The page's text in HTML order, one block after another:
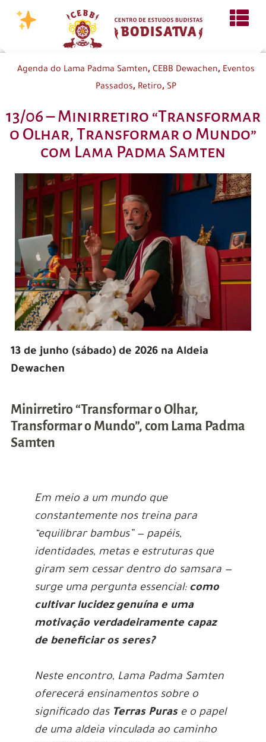
Agenda do Lama Padma Samten, CEBB Dewachen, Eventos
Passados, Retiro, SP
13/06 – Minirretiro “Transformar
o Olhar, Transformar o Mundo”
com Lama Padma Samten
13 de junho (sábado) de 2026 na Aldeia
Dewachen
Minirretiro “Transformar o Olhar,
Transformar o Mundo”, com Lama Padma
Samten
Em meio a um mundo que
constantemente nos treina para
“equilibrar bambus” — papéis,
identidades, metas e estruturas que
giram sem cessar dentro do samsara —
surge uma pergunta essencial: como
cultivar lucidez genuína e uma
motivação verdadeiramente capaz
de beneficiar os seres?
Neste encontro, Lama Padma Samten
oferecerá ensinamentos sobre o
significado das Terras Purase o papel
de uma aldeia vinculada ao caminho